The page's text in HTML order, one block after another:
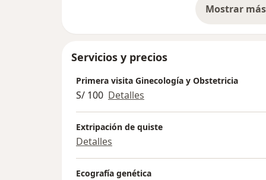
Mostrar
Servicios y precios
Primera visita Ginecología y Obstetricia
S/ 100 Detalles
Extripación de quiste
Detalles
Ecografía genética